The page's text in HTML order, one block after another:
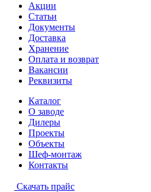
Акции
Статьи
Документы
Доставка
Хранение
Оплата и возврат
Вакансии
Реквизиты
Каталог
О заводе
Дилеры
Проекты
Объекты
Шеф-монтаж
Контакты
Скачать прайс